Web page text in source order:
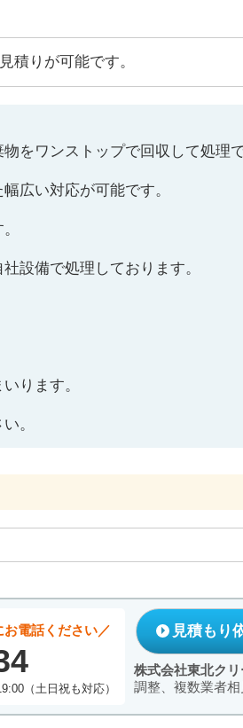
積りが可能です。
をワンストップで回収して処理で
広い対応が可能です。
設備で処理しております。
ります。
。
電話ください
（土日祝も対応）
見積もり
株式会社東北ク
調整、複数業者相